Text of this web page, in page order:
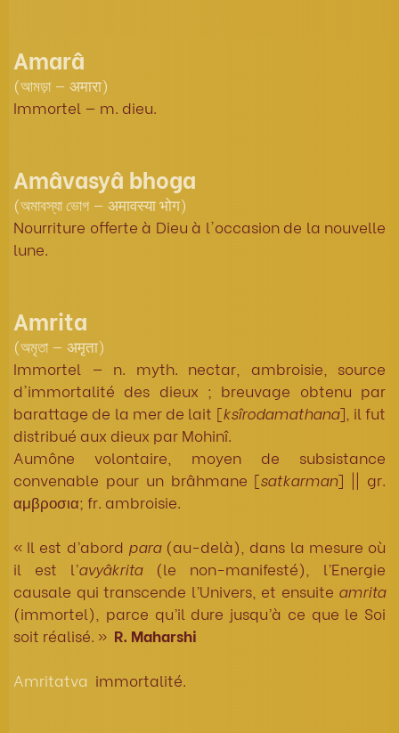
Amarâ
(আমড়া — अमारा)
Immortel — m. dieu.
Amâvasyâ bhoga
(অমাবস্যা ভোগ — अमावस्या भोग)
Nourriture offerte à Dieu à l'occasion de la nouvelle
lune.
Amrita
(অমৃতা — अमृता)
Immortel — n. myth. nectar, ambroisie, source
d'immortalité des dieux ; breuvage obtenu par
barattage de la mer de lait [ksîrodamathana], il fut
distribué aux dieux par Mohinî.
Aumône volontaire, moyen de subsistance
convenable pour un brâhmane [satkarman] || gr.
αμβροσια; fr. ambroisie.
« Il est d’abord para(au-delà), dans la mesure où
il est l’avyâkrita(le non-manifesté), l’Energie
causale qui transcende l’Univers, et ensuite amrita
(immortel), parce qu’il dure jusqu’à ce que le Soi
soit réalisé. » R. Maharshi
Amritatva immortalité.